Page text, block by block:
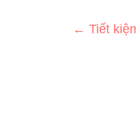
← Tiết